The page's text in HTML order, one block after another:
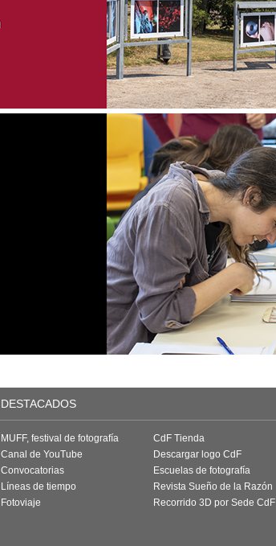
DESTACADOS
MUFF, festival de fotografía
Canal de YouTube
Convocatorias
Líneas de tiempo
Fotoviaje
CdF Tienda
Descargar logo CdF
Escuelas de fotografía
Revista Sueño de la Razón
Recorrido 3D por Sede CdF